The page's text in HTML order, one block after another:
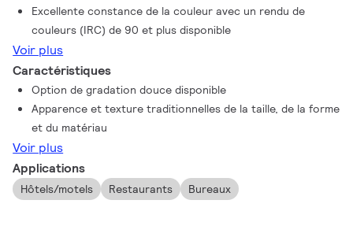
Excellente constance de la couleur avec un rendu de
couleurs (IRC) de 90 et plus disponible
Voir plus
Caractéristiques
Option de gradation douce disponible
Apparence et texture traditionnelles de la taille, de la forme
et du matériau
Voir plus
Applications
Hôtels/motels Restaurants Bureaux